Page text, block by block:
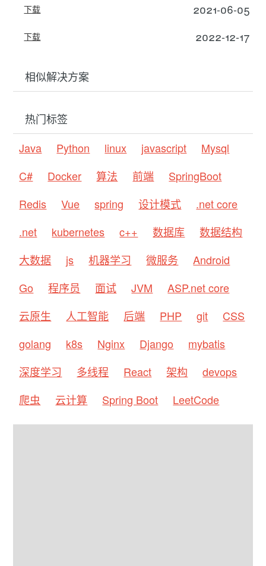
下载 2021-06-05
下载 2022-12-17
相似解决方案
热门标签
Java
Python linux javascript
Mysql
C#
Docker 算法 前端
SpringBoot
Redis
Vue spring 设计模式
.net core
.net
kubernetes c++ 数据库
数据结构
大数据
js 机器学习 微服务
Android
Go
程序员 面试 JVM
ASP.net core
云原生
人工智能 后端 PHP git
CSS
golang
k8s Nginx Django
mybatis
深度学习
多线程 React 架构
devops
爬虫
云计算 Spring Boot LeetCode